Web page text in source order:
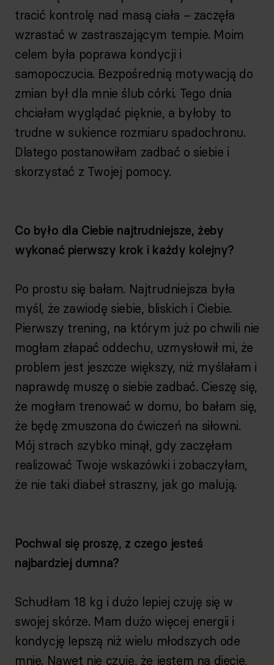
tracić kontrolę nad masą ciała – zaczęła
wzrastać w zastraszającym tempie. Moim
celem była poprawa kondycji i
samopoczucia. Bezpośrednią motywacją do
zmian był dla mnie ślub córki. Tego dnia
chciałam wyglądać pięknie, a byłoby to
trudne w sukience rozmiaru spadochronu.
Dlatego postanowiłam zadbać o siebie i
skorzystać z Twojej pomocy.
Co było dla Ciebie najtrudniejsze, żeby
wykonać pierwszy krok i każdy kolejny?
Po prostu się bałam. Najtrudniejsza była
myśl, że zawiodę siebie, bliskich i Ciebie.
Pierwszy trening, na którym już po chwili nie
mogłam złapać oddechu, uzmysłowił mi, że
problem jest jeszcze większy, niż myślałam i
naprawdę muszę o siebie zadbać. Cieszę się,
że mogłam trenować w domu, bo bałam się,
że będę zmuszona do ćwiczeń na siłowni.
Mój strach szybko minął, gdy zaczęłam
realizować Twoje wskazówki i zobaczyłam,
że nie taki diabeł straszny, jak go malują.
Pochwal się proszę, z czego jesteś
najbardziej dumna?
Schudłam 18 kg i dużo lepiej czuję się w
swojej skórze. Mam dużo więcej energii i
kondycję lepszą niż wielu młodszych ode
mnie. Nawet nie czuję, że jestem na diecie,